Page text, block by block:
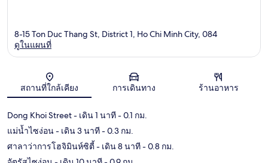
แผนที่
8-15 Ton Duc Thang St, District 1, Ho Chi Minh City, 084
ดูในแผนที่
สถานที่ใกล้เคียง การเดินทาง ร้านอาหาร
Dong Khoi Street- เดิน 1 นาที- 0.1 กม.
แม่น้ำไซง่อน- เดิน 3 นาที- 0.3 กม.
ศาลาว่าการโฮจิมินห์ซิตี้ - เดิน 8 นาที- 0.8 กม.